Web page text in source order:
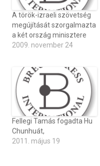
A török-izraeli szövetség
megújítását szorgalmazta
a két ország minisztere
2009. november 24
Fellegi Tamás fogadta Hu
Chunhuát,
2011. május 19